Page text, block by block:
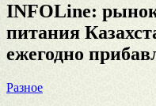
INFOLine:
питания
ежегодно
Разное